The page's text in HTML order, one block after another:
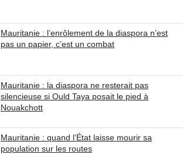
Mauritanie : l’enrôlement de la diaspora n’est
pas un papier, c’est un combat
Mauritanie : la diaspora ne resterait pas
silencieuse si Ould Taya posait le pied à
Nouakchott
Mauritanie : quand l’État laisse mourir sa
population sur les routes